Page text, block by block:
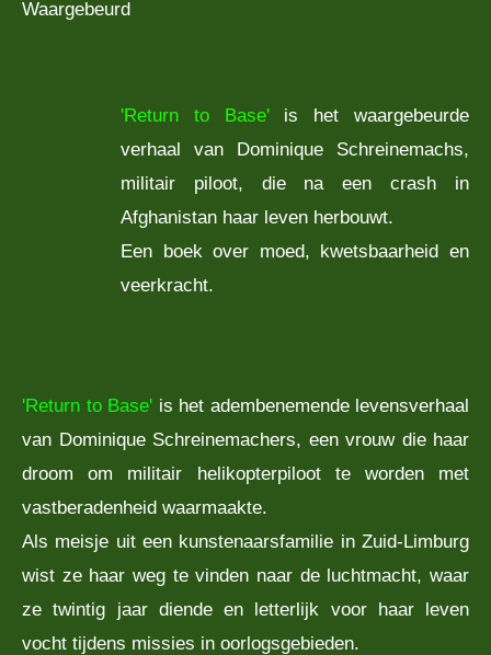
Waargebeurd
'Return to Base'is het waargebeurde
verhaal van Dominique Schreinemachs,
militair piloot, die na een crash in
Afghanistan haar leven herbouwt.
Een boek over moed, kwetsbaarheid en
veerkracht.
'Return to Base' is het adembenemende levensverhaal
van Dominique Schreinemachers, een vrouw die haar
droom om militair helikopterpiloot te worden met
vastberadenheid waarmaakte.
Als meisje uit een kunstenaarsfamilie in Zuid-Limburg
wist ze haar weg te vinden naar de luchtmacht, waar
ze twintig jaar diende en letterlijk voor haar leven
vocht tijdens missies in oorlogsgebieden.